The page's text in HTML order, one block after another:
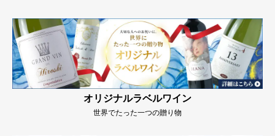
オリジナルラベルワイン
世界でたった一つの贈り物